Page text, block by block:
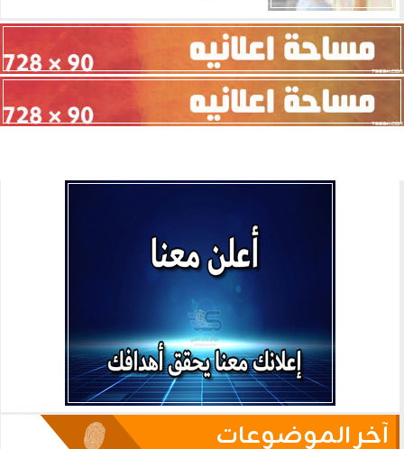
آخر الموضوعات